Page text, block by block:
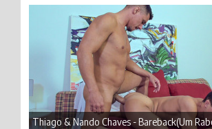
Thiago & Nando Chaves - Bareback(Um